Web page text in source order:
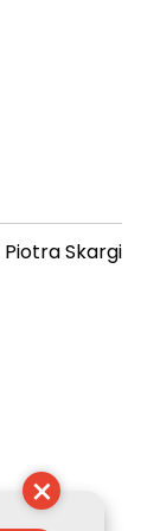
Skargi
×